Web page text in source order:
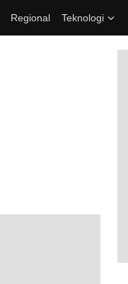
Regional Teknologi